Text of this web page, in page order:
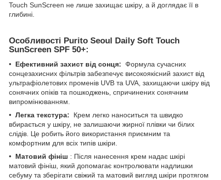
Touch SunScreen не лише захищає шкіру, а й доглядає її в
глибині.
Особливості Purito Seoul Daily Soft Touch
SunScreen SPF 50+:
• Ефективний захист від сонця: Формула сучасних
сонцезахисних фільтрів забезпечує високоякісний захист від
ультрафіолетових променів UVB та UVA, захищаючи шкіру від
сонячних опіків та пошкоджень, спричинених сонячним
випромінюванням.
• Легка текстура: Крем легко наноситься та швидко
вбирається у шкіру, не залишаючи жирної плівки чи білих
слідів. Це робить його використання приємним та
комфортним для всіх типів шкіри.
• Матовий фініш : Після нанесення крем надає шкірі
матовий фініш, який допомагає контролювати надлишки
себуму та зберігати свіжий та матовий вигляд шкіри протягом